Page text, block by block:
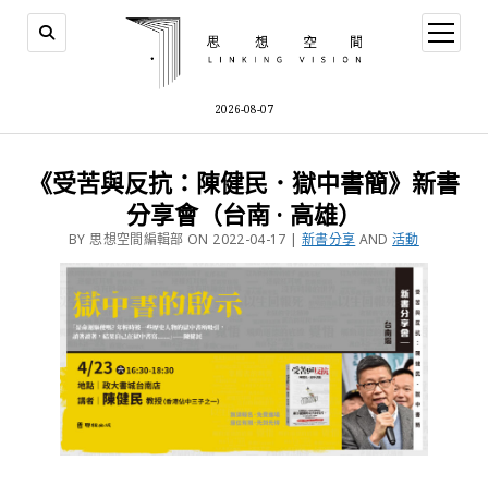
2026-08-07
《受苦與反抗：陳健民．獄中書簡》新書
分享會（台南 · 高雄）
BY 思想空間編輯部 ON 2022-04-17 | 新書分享 AND活動